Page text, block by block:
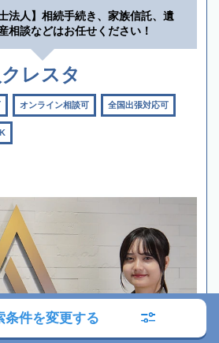
法人】相続手続き、家族信託、遺
相談などはお任せください！
レスタ
オンライン相談可 全国出張対応可
条件を変更する